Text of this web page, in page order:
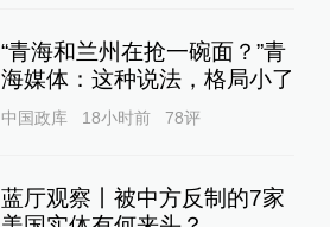
“青海和兰州在抢一碗面？”青
海媒体：这种说法，格局小了
中国政库 18小时前 78评
蓝厅观察丨被中方反制的7家